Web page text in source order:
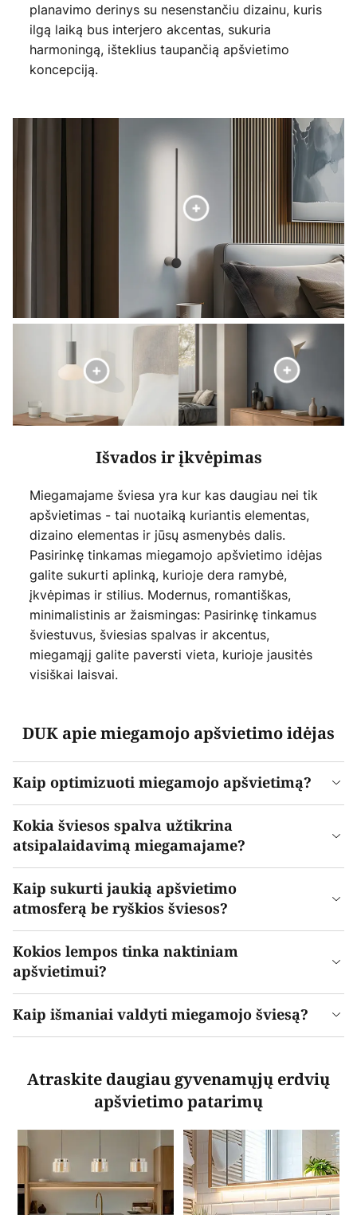
planavimo derinys su nesenstančiu dizainu, kuris
ilgą laiką bus interjero akcentas, sukuria
harmoningą, išteklius taupančią apšvietimo
koncepciją.
Išvados ir įkvėpimas
Miegamajame šviesa yra kur kas daugiau nei tik
apšvietimas - tai nuotaiką kuriantis elementas,
dizaino elementas ir jūsų asmenybės dalis.
Pasirinkę tinkamas miegamojo apšvietimo idėjas
galite sukurti aplinką, kurioje dera ramybė,
įkvėpimas ir stilius. Modernus, romantiškas,
minimalistinis ar žaismingas: Pasirinkę tinkamus
šviestuvus, šviesias spalvas ir akcentus,
miegamąjį galite paversti vieta, kurioje jausitės
visiškai laisvai.
DUK apie miegamojo apšvietimo idėjas
Kaip optimizuoti miegamojo apšvietimą?
Kokia šviesos spalva užtikrina
atsipalaidavimą miegamajame?
Kaip sukurti jaukią apšvietimo
atmosferą be ryškios šviesos?
Kokios lempos tinka naktiniam
apšvietimui?
Kaip išmaniai valdyti miegamojo šviesą?
Atraskite daugiau gyvenamųjų erdvių
apšvietimo patarimų